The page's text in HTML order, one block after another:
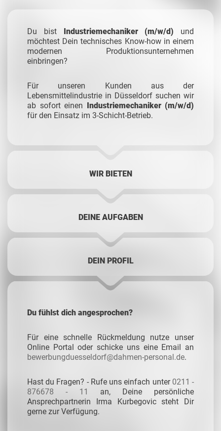
Du bistIndustriemechaniker (m/w/d) und
möchtest Dein technisches Know-how in einem
modernen Produktionsunternehmen
einbringen?
Für unseren Kunden aus der
Lebensmittelindustrie in Düsseldorf suchen wir
ab sofort einen Industriemechaniker (m/w/d)
für den Einsatz im 3-Schicht-Betrieb.
WIR BIETEN
DEINE AUFGABEN
DEIN PROFIL
Du fühlst dich angesprochen?
Für eine schnelle Rückmeldung nutze unser
Online Portal oder schicke uns eine Email an
bewerbungduesseldorf@dahmen-personal.de.
Hast du Fragen? - Rufe uns einfach unter 0211 -
876678 - 11
an, Deine persönliche
Ansprechpartnerin Irma Kurbegovic steht Dir
gerne zur Verfügung.